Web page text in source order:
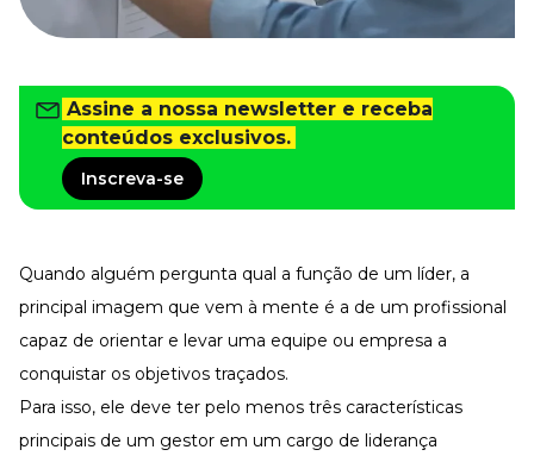
Todos os Cursos
Departamento Pessoal
Para simplificar os processos
Gestão de Empresas e Negócios
Eleve os resultados da organização
Gestão de Pessoas e Liderança
Recursos Humanos
Fortaleça a cultura organizacional
Treinamento de Produto
Desenvolva a sua equipe
Materiais Gratuitos
Materiais Gratuitos
Assine a nossa newsletter e receba
conteúdos exclusivos.
Inscreva-se
Quando alguém pergunta qual a função de um líder, a
principal imagem que vem à mente é a de um profissional
capaz de orientar e levar uma equipe ou empresa a
conquistar os objetivos traçados.
Para isso, ele deve ter pelo menos três características
principais de um gestor em um cargo de liderança